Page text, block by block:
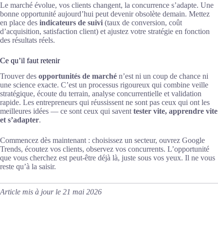
Le marché évolue, vos clients changent, la concurrence s’adapte. Une
bonne opportunité aujourd’hui peut devenir obsolète demain. Mettez
en place des indicateurs de suivi (taux de conversion, coût
d’acquisition, satisfaction client) et ajustez votre stratégie en fonction
des résultats réels.
Ce qu’il faut retenir
Trouver des opportunités de marché n’est ni un coup de chance ni
une science exacte. C’est un processus rigoureux qui combine veille
stratégique, écoute du terrain, analyse concurrentielle et validation
rapide. Les entrepreneurs qui réussissent ne sont pas ceux qui ont les
meilleures idées — ce sont ceux qui savent tester vite, apprendre vite
et s’adapter.
Commencez dès maintenant : choisissez un secteur, ouvrez Google
Trends, écoutez vos clients, observez vos concurrents. L’opportunité
que vous cherchez est peut-être déjà là, juste sous vos yeux. Il ne vous
reste qu’à la saisir.
Article mis à jour le 21 mai 2026